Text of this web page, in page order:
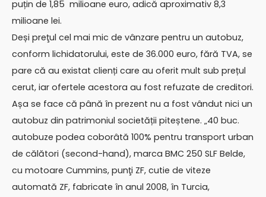
puțin de 1,85 milioane euro, adică aproximativ 8,3
milioane lei.
Deși preţul cel mai mic de vânzare pentru un autobuz,
conform lichidatorului, este de 36.000 euro, fără TVA, se
pare că au existat clienți care au oferit mult sub prețul
cerut, iar ofertele acestora au fost refuzate de creditori.
Așa se face că până în prezent nu a fost vândut nici un
autobuz din patrimoniul societății piteștene. „40 buc.
autobuze podea coborâtă 100% pentru transport urban
de călători (second-hand), marca BMC 250 SLF Belde,
cu motoare Cummins, punţi ZF, cutie de viteze
automată ZF, fabricate în anul 2008, în Turcia,